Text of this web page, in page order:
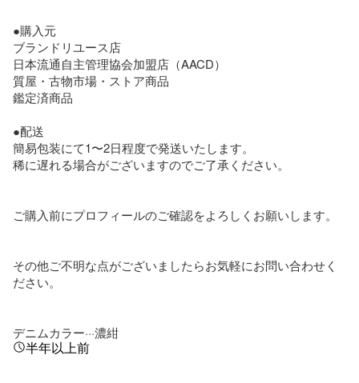
●購入元
ブランドリユース店
日本流通自主管理協会加盟店（AACD）
質屋・古物市場・ストア商品
鑑定済商品
●配送
簡易包装にて1〜2日程度で発送いたします。
稀に遅れる場合がございますのでご了承ください。
ご購入前にプロフィールのご確認をよろしくお願いします。
その他ご不明な点がございましたらお気軽にお問い合わせく
ださい。
デニムカラー···濃紺
半年以上前